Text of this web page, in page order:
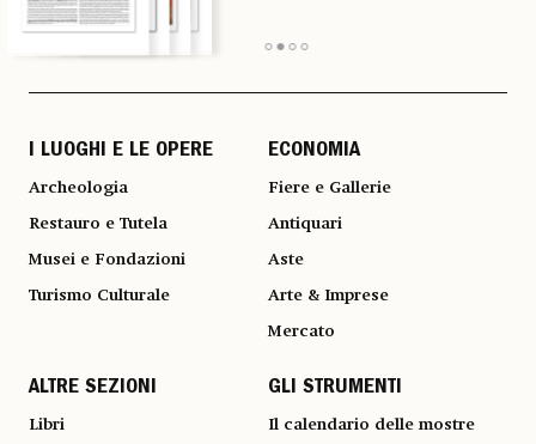
I LUOGHI E LE OPERE
Archeologia
Restauro e Tutela
Musei e Fondazioni
Turismo Culturale
ECONOMIA
Fiere e Gallerie
Antiquari
Aste
Arte & Imprese
Mercato
ALTRE SEZIONI
Libri
GLI STRUMENTI
Il calendario delle mostre